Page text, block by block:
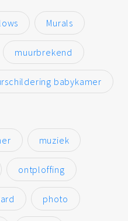
Murals
muurbrekend
babykamer
muziek
ontploffing
photo